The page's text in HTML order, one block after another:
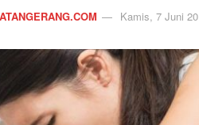
Kamis, 7 Juni